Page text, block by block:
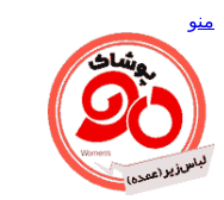
منو